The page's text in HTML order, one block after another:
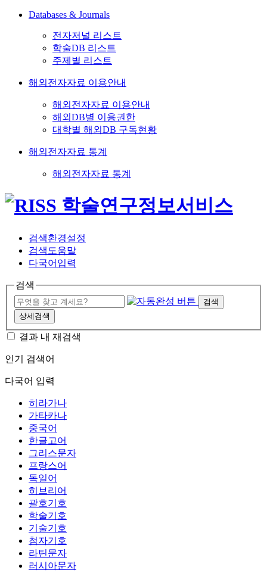
Databases & Journals
전자저널 리스트
학술DB 리스트
주제별 리스트
해외전자자료 이용안내
해외전자자료 이용안내
해외DB별 이용권한
대학별 해외DB 구독현황
해외전자자료 통계
해외전자자료 통계
검색환경설정
검색도움말
다국어입력
검색
검색
상세검색
결과 내 재검색
인기 검색어
다국어 입력
히라가나
가타카나
중국어
한글고어
그리스문자
프랑스어
독일어
히브리어
괄호기호
학술기호
기술기호
첨자기호
라틴문자
러시아문자